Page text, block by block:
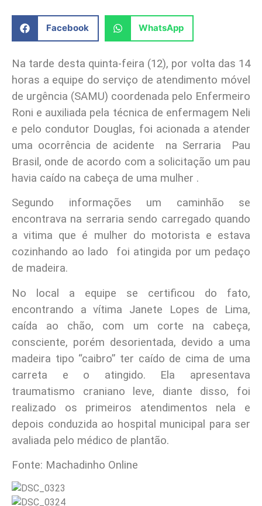
Facebook WhatsApp
Na tarde desta quinta-feira (12), por volta das 14
horas a equipe do serviço de atendimento móvel
de urgência (SAMU) coordenada pelo Enfermeiro
Roni e auxiliada pela técnica de enfermagem Neli
e pelo condutor Douglas, foi acionada a atender
uma ocorrência de acidente na Serraria Pau
Brasil, onde de acordo com a solicitação um pau
havia caído na cabeça de uma mulher .
Segundo informações um caminhão se
encontrava na serraria sendo carregado quando
a vitima que é mulher do motorista e estava
cozinhando ao lado foi atingida por um pedaço
de madeira.
No local a equipe se certificou do fato,
encontrando a vítima Janete Lopes de Lima,
caída ao chão, com um corte na cabeça,
consciente, porém desorientada, devido a uma
madeira tipo “caibro” ter caído de cima de uma
carreta e o atingido. Ela apresentava
traumatismo craniano leve, diante disso, foi
realizado os primeiros atendimentos nela e
depois conduzida ao hospital municipal para ser
avaliada pelo médico de plantão.
Fonte: Machadinho Online